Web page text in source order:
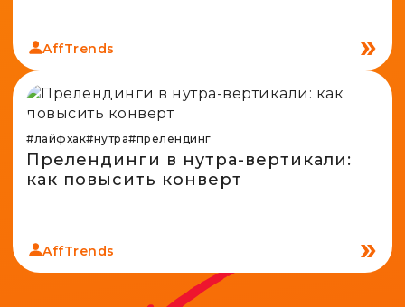
AffTrends
#лайфхак#нутра#прелендинг
Прелендинги в нутра-вертикали:
как повысить конверт
AffTrends